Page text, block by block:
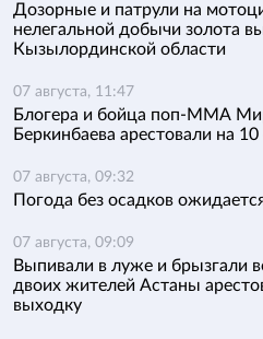
Дозорные и патрули на
нелегальной добычи золота
Кызылординской области
07 августа, 11:47
Блогера и бойца поп-ММА
Беркинбаева арестовали на 10
07 августа, 09:32
Погода без осадков
07 августа, 09:09
Выпивали в луже и брызгали
двоих жителей Астаны
выходку